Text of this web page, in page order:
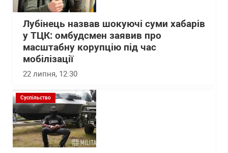
Лубінець назвав шокуючі суми хабарів
у ТЦК: омбудсмен заявив про
масштабну корупцію під час
мобілізації
22 липня, 12:30
Суспільство